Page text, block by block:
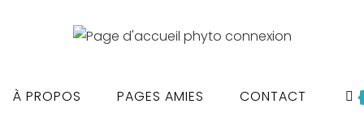
À PROPOS PAGES AMIES CONTACT